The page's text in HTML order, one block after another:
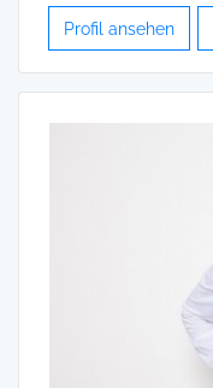
Profil ansehen